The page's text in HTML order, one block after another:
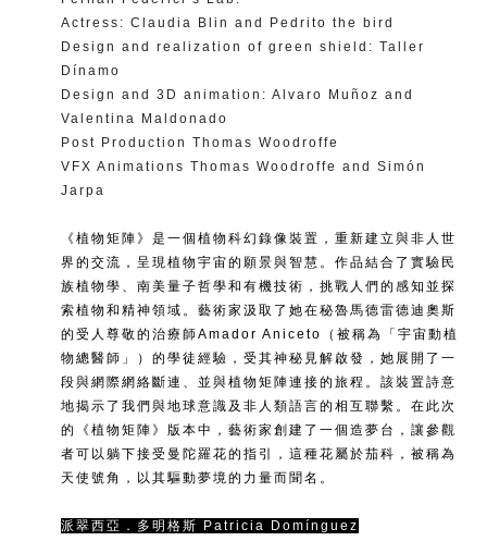
Actress: Claudia Blin and Pedrito the bird
Design and realization of green shield: Taller
Dínamo
Design and 3D animation: Alvaro Muñoz and
Valentina Maldonado
Post Production Thomas Woodroffe
VFX Animations Thomas Woodroffe and Simón
Jarpa
《植物矩陣》是一個植物科幻錄像裝置，重新建立與非人世
界的交流，呈現植物宇宙的願景與智慧。作品結合了實驗民
族植物學、南美量子哲學和有機技術，挑戰人們的感知並探
索植物和精神領域。藝術家汲取了她在秘魯馬德雷德迪奧斯
的受人尊敬的治療師Amador Aniceto（被稱為「宇宙動植
物總醫師」）的學徒經驗，受其神秘見解啟發，她展開了一
段與網際網絡斷連、並與植物矩陣連接的旅程。該裝置詩意
地揭示了我們與地球意識及非人類語言的相互聯繫。在此次
的《植物矩陣》版本中，藝術家創建了一個造夢台，讓參觀
者可以躺下接受曼陀羅花的指引，這種花屬於茄科，被稱為
天使號角，以其驅動夢境的力量而聞名。
派翠西亞．多明格斯 Patricia Domínguez